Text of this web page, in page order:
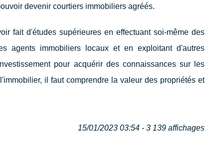
devenir courtiers immobiliers agréés.
fait d'études supérieures en effectuant soi-même des
agents immobiliers locaux et en exploitant d'autres
pour acquérir des connaissances sur les
il faut comprendre la valeur des propriétés et
15/01/2023 03:54 - 3 139 affichages